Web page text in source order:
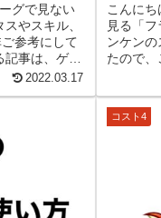
グで見ない
やスキル、
参考にして
事は、ゲー
2022.03.17
こんにち
見る「
ンケン
たので
コスト4